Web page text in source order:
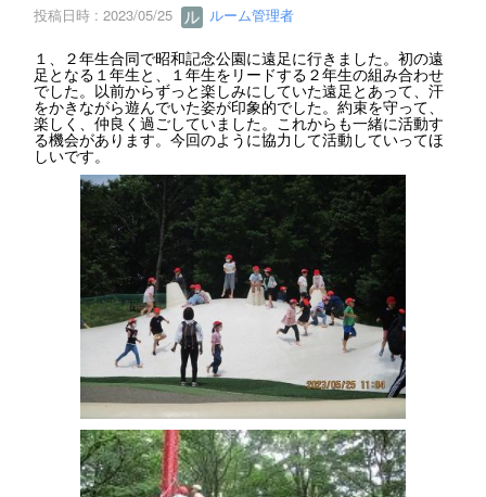
投稿日時 : 2023/05/25 ルーム管理者
１、２年生合同で昭和記念公園に遠足に行きました。初の遠
足となる１年生と、１年生をリードする２年生の組み合わせ
でした。以前からずっと楽しみにしていた遠足とあって、汗
をかきながら遊んでいた姿が印象的でした。約束を守って、
楽しく、仲良く過ごしていました。これからも一緒に活動す
る機会があります。今回のように協力して活動していってほ
しいです。